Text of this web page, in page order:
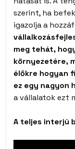
szerint, ha
igazolja a
meg tehát,
környezetére,
élőkre hogyan
ez egy nagyon
a vállalatok ezt
A teljes interjú